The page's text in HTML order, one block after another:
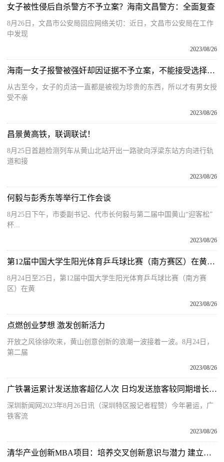
女子被性侵后自杀警方不予立案？海南文昌警方：全面复查
8月26日，文昌市公安局回应网络关切：近日，文昌市公安局在工作
中发现
2023/08/26
海南一女子报警被强奸却因证据不予立案，不能接受选择自杀，法律上不予立案有这3个方法解决！
从古至今，女子的贞洁一直都是被视为珍贵的东西，所以才有男女授
受不亲
2023/08/26
昌景黄高铁，联调联试！
8月25日首趟检测列车从黄山北站开出一路驶向浮梁东站方向进行轨
道和接
2023/08/26
何毅与彭秀东等举行工作会谈
8月25日下午，市委副书记、代市长何毅与第二届中国黄山“迎客松”
杯...
2023/08/26
第12届中国大学生阳光体育乒乓球比赛（南方赛区）在黄山区开幕
8月24日至25日，第12届中国大学生阳光体育乒乓球比赛（南方赛
区）在黄
2023/08/26
点燃创业梦想 激发创新活力
开放之风徐徐吹来，黄山创意创新的浪潮一波接着一波。8月24日，
第二届
2023/08/26
广铁暑运累计发送旅客超亿人次 日均发送旅客较同期增长65.8%
深圳新闻网2023年8月26日讯（深圳特区报记者程赞）今年暑运，广
铁客流
2023/08/26
清华产业创新MBA项目：培养交叉创新意识与潜力 建立产业创新视野